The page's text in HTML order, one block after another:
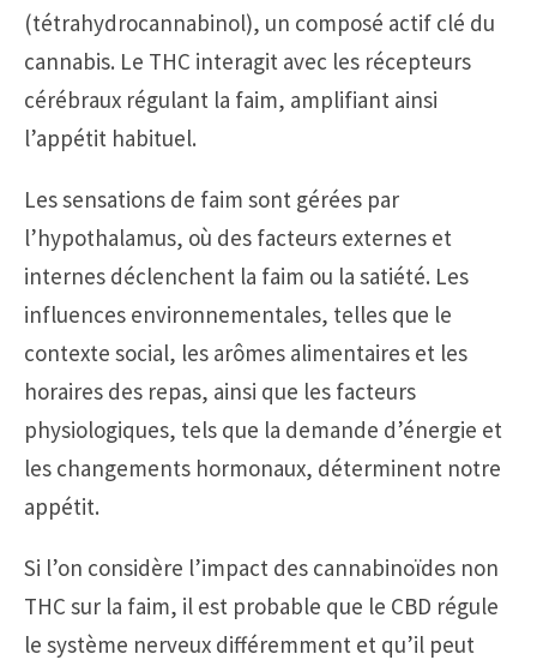
(tétrahydrocannabinol), un composé actif clé du
cannabis. Le THC interagit avec les récepteurs
cérébraux régulant la faim, amplifiant ainsi
l’appétit habituel.
Les sensations de faim sont gérées par
l’hypothalamus, où des facteurs externes et
internes déclenchent la faim ou la satiété. Les
influences environnementales, telles que le
contexte social, les arômes alimentaires et les
horaires des repas, ainsi que les facteurs
physiologiques, tels que la demande d’énergie et
les changements hormonaux, déterminent notre
appétit.
Si l’on considère l’impact des cannabinoïdes non
THC sur la faim, il est probable que le CBD régule
le système nerveux différemment et qu’il peut